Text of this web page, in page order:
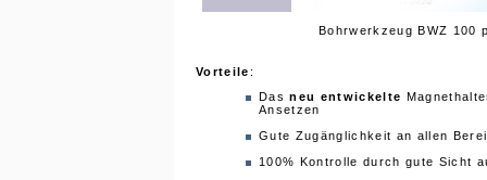
Bohrwerkzeug BWZ 100
Vorteile :
Dasneu entwickelte
Ansetzen
Gute Zugänglichkeit an allen
100% Kontrolle durch gute Sicht